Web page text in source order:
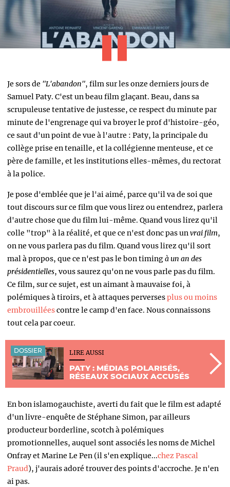
Je sors de "L'abandon", film sur les onze derniers jours de
Samuel Paty. C'est un beau film glaçant. Beau, dans sa
scrupuleuse tentative de justesse, ce respect du minute par
minute de l'engrenage qui va broyer le prof d'histoire-géo,
ce saut d'un point de vue à l'autre : Paty, la principale du
collège prise en tenaille, et la collégienne menteuse, et ce
père de famille, et les institutions elles-mêmes, du rectorat
à la police.
Je pose d'emblée que je l'ai aimé, parce qu'il va de soi que
tout discours sur ce film que vous lirez ou entendrez, parlera
d'autre chose que du film lui-même. Quand vous lirez qu'il
colle "trop" à la réalité, et que ce n'est donc pas unvrai film,
on ne vous parlera pas du film. Quand vous lirez qu'il sort
mal à propos, que ce n'est pas le bon timingà un an des
présidentielles, vous saurez qu'on ne vous parle pas du film.
Ce film, sur ce sujet, est un aimant à mauvaise foi, à
polémiques à tiroirs, et à attaques perversesplus ou moins
embrouilléescontre le camp d'en face. Nous connaissons
tout cela par coeur.
DOSSIER LIRE AUSSI
PATY : MÉDIAS POLARISÉS,
RÉSEAUX SOCIAUX ACCUSÉS
En bon islamogauchiste, averti du fait que le film est adapté
d'un livre-enquête de Stéphane Simon, par ailleurs
producteur borderline, scotch à polémiques
promotionnelles, auquel sont associés les noms de Michel
Onfray et Marine Le Pen (il s'en explique...chez Pascal
Praud), j'aurais adoré trouver des points d'accroche. Je n'en
ai pas.